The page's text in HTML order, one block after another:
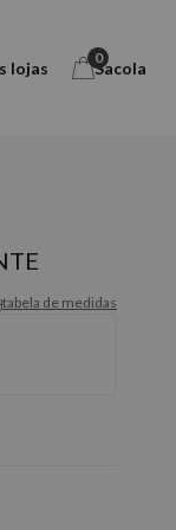
lojas
0
Sacola
tabela de medidas